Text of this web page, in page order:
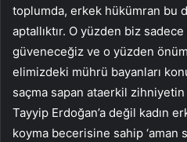
toplumda, erkek hükümran bu
aptallıktır. O yüzden biz
güveneceğiz ve o yüzden
elimizdeki mührü bayanları
saçma sapan ataerkil
Tayyip Erdoğan’a değil kadın
koyma becerisine sahip ‘aman